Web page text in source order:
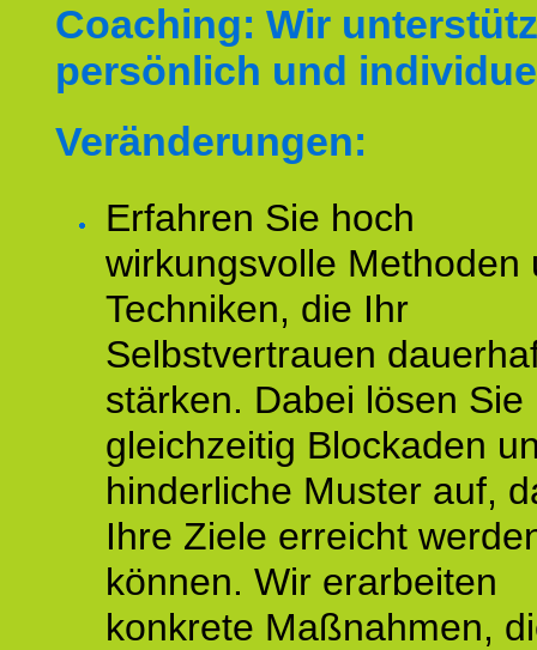
Coaching: Wir
persönlich und
Veränderungen:
Erfahren Sie hoch
wirkungsvolle Methoden
Techniken, die Ihr
Selbstvertrauen
stärken. Dabei lösen Sie
gleichzeitig Blockaden
hinderliche Muster auf,
Ihre Ziele erreicht
können. Wir erarbeiten
konkrete Maßnahmen,